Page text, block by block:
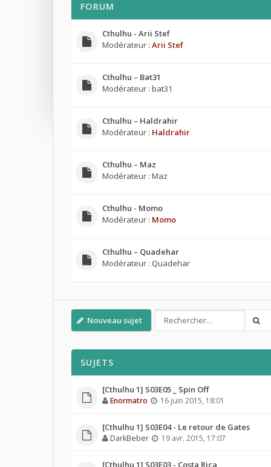
FORUM
Cthulhu - Arii Stef
Modérateur : Arii Stef
Cthulhu – Bat31
Modérateur : bat31
Cthulhu – Haldrahir
Modérateur : Haldrahir
Cthulhu – Maz
Modérateur : Maz
Cthulhu - Momo
Modérateur : Momo
Cthulhu – Quadehar
Modérateur : Quadehar
Nouveau sujet
SUJETS
[Cthulhu 1] S03E05 _ Spin Off
Enormatro 16 juin 2015, 18:01
[Cthulhu 1] S03E04 - Le retour de Gates
DarkBeber 19 avr. 2015, 17:07
[Cthulhu 1] S03E03 - Costa Rica